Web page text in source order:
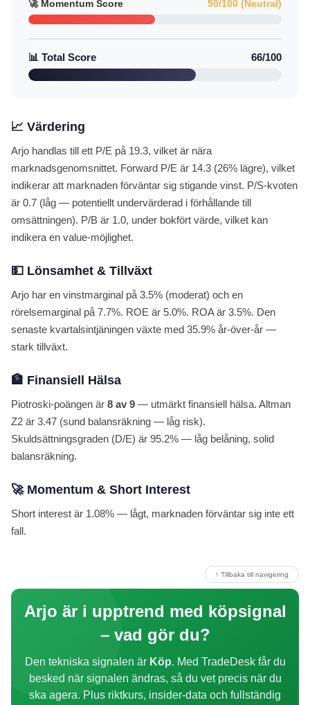
🚀 Momentum Score 50/100 (Neutral)
📊 Total Score 66/100
📈 Värdering
Arjo handlas till ett P/E på 19.3, vilket är nära
marknadsgenomsnittet. Forward P/E är 14.3 (26% lägre), vilket
indikerar att marknaden förväntar sig stigande vinst. P/S-kvoten
är 0.7 (låg — potentiellt undervärderad i förhållande till
omsättningen). P/B är 1.0, under bokfört värde, vilket kan
indikera en value-möjlighet.
💵 Lönsamhet & Tillväxt
Arjo har en vinstmarginal på 3.5% (moderat) och en
rörelsemarginal på 7.7%. ROE är 5.0%. ROA är 3.5%. Den
senaste kvartalsintjäningen växte med 35.9% år-över-år —
stark tillväxt.
🏦 Finansiell Hälsa
Piotroski-poängen är 8 av 9 — utmärkt finansiell hälsa. Altman
Z2 är 3.47 (sund balansräkning — låg risk).
Skuldsättningsgraden (D/E) är 95.2% — låg belåning, solid
balansräkning.
🚀 Momentum & Short Interest
Short interest är 1.08% — lågt, marknaden förväntar sig inte ett
fall.
↑ Tillbaka till navigering
Arjo är i upptrend med köpsignal
– vad gör du?
Den tekniska signalen är Köp. Med TradeDesk får du
besked när signalen ändras, så du vet precis när du
ska agera. Plus riktkurs, insider-data och fullständig